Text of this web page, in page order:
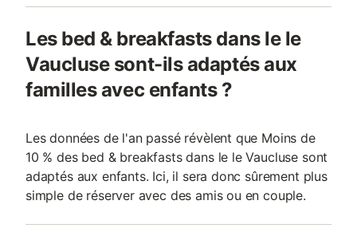
Les bed & breakfasts dans le le
Vaucluse sont-ils adaptés aux
familles avec enfants ?
Les données de l'an passé révèlent que Moins de
10 % des bed & breakfasts dans le le Vaucluse sont
adaptés aux enfants. Ici, il sera donc sûrement plus
simple de réserver avec des amis ou en couple.